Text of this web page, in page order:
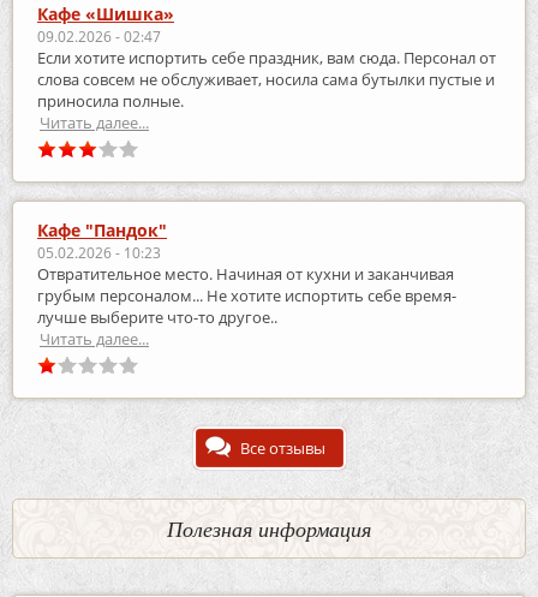
Кафе «Шишка»
09.02.2026 - 02:47
Если хотите испортить себе праздник, вам сюда. Персонал от
слова совсем не обслуживает, носила сама бутылки пустые и
приносила полные.
Читать далее...
Кафе "Пандок"
05.02.2026 - 10:23
Отвратительное место. Начиная от кухни и заканчивая
грубым персоналом... Не хотите испортить себе время-
лучше выберите что-то другое..
Читать далее...
Все отзывы
Полезная информация